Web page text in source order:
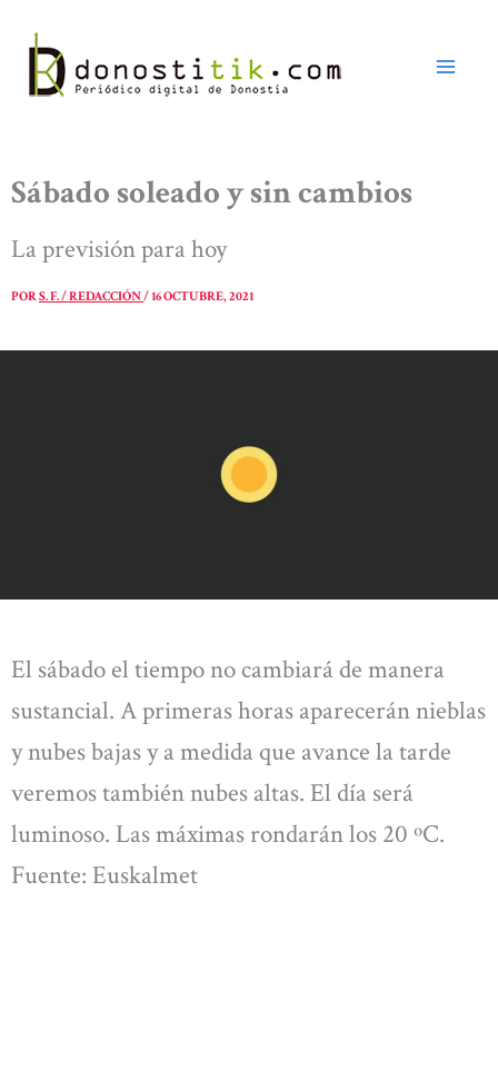
contenido
Sábado soleado y sin cambios
La previsión para hoy
PORS. F. / REDACCIÓN/16 OCTUBRE, 2021
El sábado el tiempo no cambiará de manera
sustancial. A primeras horas aparecerán nieblas
y nubes bajas y a medida que avance la tarde
veremos también nubes altas. El día será
luminoso. Las máximas rondarán los 20 ºC.
Fuente: Euskalmet